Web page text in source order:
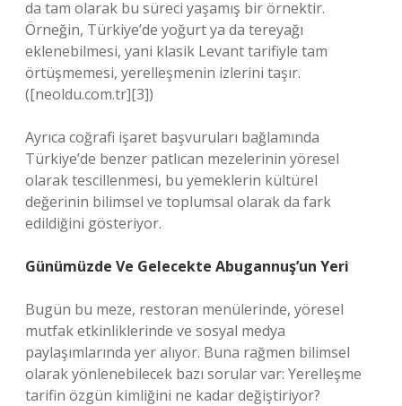
da tam olarak bu süreci yaşamış bir örnektir.
Örneğin, Türkiye’de yoğurt ya da tereyağı
eklenebilmesi, yani klasik Levant tarifiyle tam
örtüşmemesi, yerelleşmenin izlerini taşır.
([neoldu.com.tr][3])
Ayrıca coğrafi işaret başvuruları bağlamında
Türkiye’de benzer patlıcan mezelerinin yöresel
olarak tescillenmesi, bu yemeklerin kültürel
değerinin bilimsel ve toplumsal olarak da fark
edildiğini gösteriyor.
Günümüzde Ve Gelecekte Abugannuş’un Yeri
Bugün bu meze, restoran menülerinde, yöresel
mutfak etkinliklerinde ve sosyal medya
paylaşımlarında yer alıyor. Buna rağmen bilimsel
olarak yönlenebilecek bazı sorular var: Yerelleşme
tarifin özgün kimliğini ne kadar değiştiriyor?